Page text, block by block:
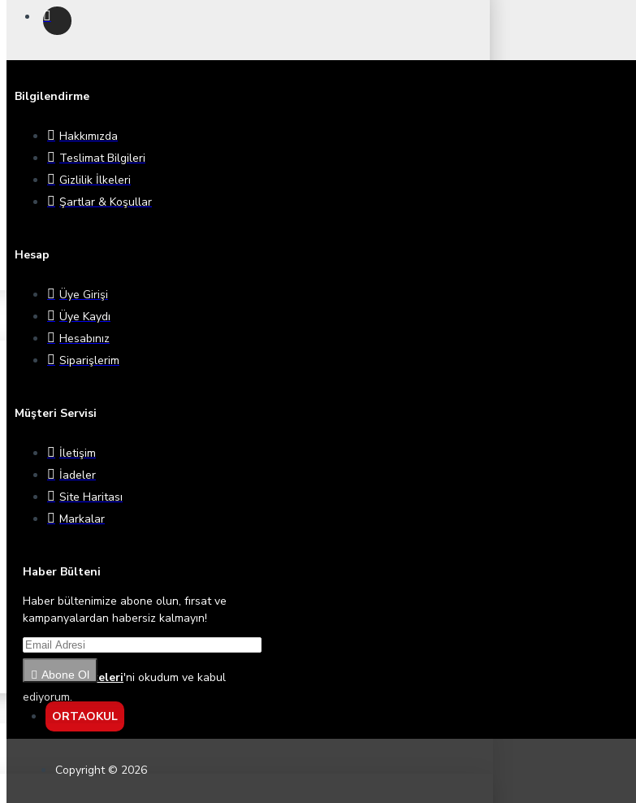
ORTAOKUL
Bilgilendirme
Hakkımızda
Teslimat Bilgileri
Gizlilik İlkeleri
Şartlar & Koşullar
Hesap
Üye Girişi
Üye Kaydı
Hesabınız
Siparişlerim
Müşteri Servisi
İletişim
İadeler
Site Haritası
Markalar
Haber Bülteni
Haber bültenimize abone olun, fırsat ve
kampanyalardan habersiz kalmayın!
Abone Ol
Gizlilik İlkeleri'ni okudum ve kabul
ediyorum.
Copyright © 2026